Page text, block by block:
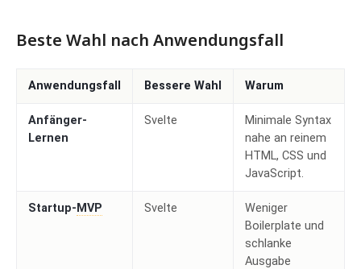
Beste Wahl nach Anwendungsfall
Anwendungsfall Bessere Wahl Warum
Anfänger-
Lernen
Svelte
Minimale Syntax
nahe an reinem
HTML, CSS und
JavaScript.
Startup- MVP Svelte
Weniger
Boilerplate und
schlanke
Ausgabe